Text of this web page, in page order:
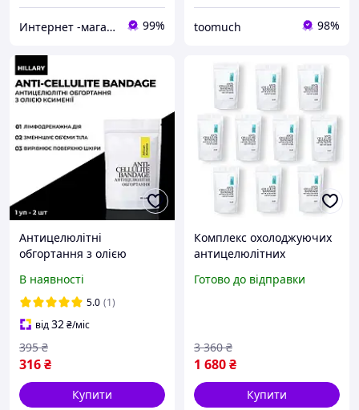
Интернет -магазин " Папуля" 99% toomuch 98%
Антицелюлітні
обгортання з олією
cellulite Bandage African
Ximenia
В наявності
5.0 (1)
від32₴/міс
316₴
395 ₴
Купити
Комплекс охолоджуючих
антицелюлітних
Anti-Cellulite Pro Max
Готово до відправки
1 680₴
3 360 ₴
Купити